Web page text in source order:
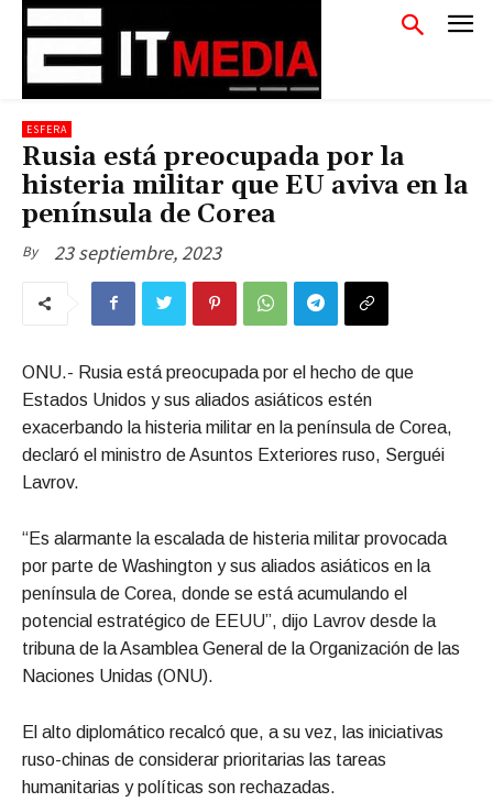
ESFERA
Rusia está preocupada por la
histeria militar que EU aviva en la
península de Corea
By 23 septiembre, 2023
ONU.- Rusia está preocupada por el hecho de que
Estados Unidos y sus aliados asiáticos estén
exacerbando la histeria militar en la península de Corea,
declaró el ministro de Asuntos Exteriores ruso, Serguéi
Lavrov.
“Es alarmante la escalada de histeria militar provocada
por parte de Washington y sus aliados asiáticos en la
península de Corea, donde se está acumulando el
potencial estratégico de EEUU”, dijo Lavrov desde la
tribuna de la Asamblea General de la Organización de las
Naciones Unidas (ONU).
El alto diplomático recalcó que, a su vez, las iniciativas
ruso-chinas de considerar prioritarias las tareas
humanitarias y políticas son rechazadas.